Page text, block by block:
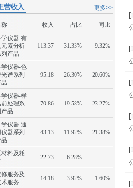
更多>>
营收入
称 收入 占比
同比
学仪器-有
元素分析
列产品
113.37 31.33% 9.32%
学仪器-色
光谱系列
品
95.18 26.30% 20.60%
学仪器-样
前处理系
产品
70.86 19.58% 23.27%
学仪器-通
仪器系列
品
43.13 11.92% 21.38%
材料及耗
22.73 6.28% --
修服务及
术服务
14.18 3.92% -1.60%
[
[
[
[
[
[